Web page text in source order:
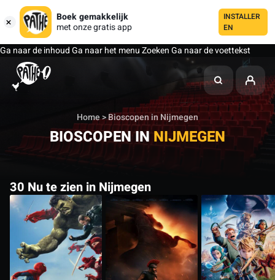
Boek gemakkelijk
met onze gratis app
INSTALLER
EN
Ga naar de inhoudGa naar het menuZoekenGa naar de voettekst
Home> Bioscopen in Nijmegen
BIOSCOPEN IN NIJMEGEN
30 Nu te zien in Nijmegen